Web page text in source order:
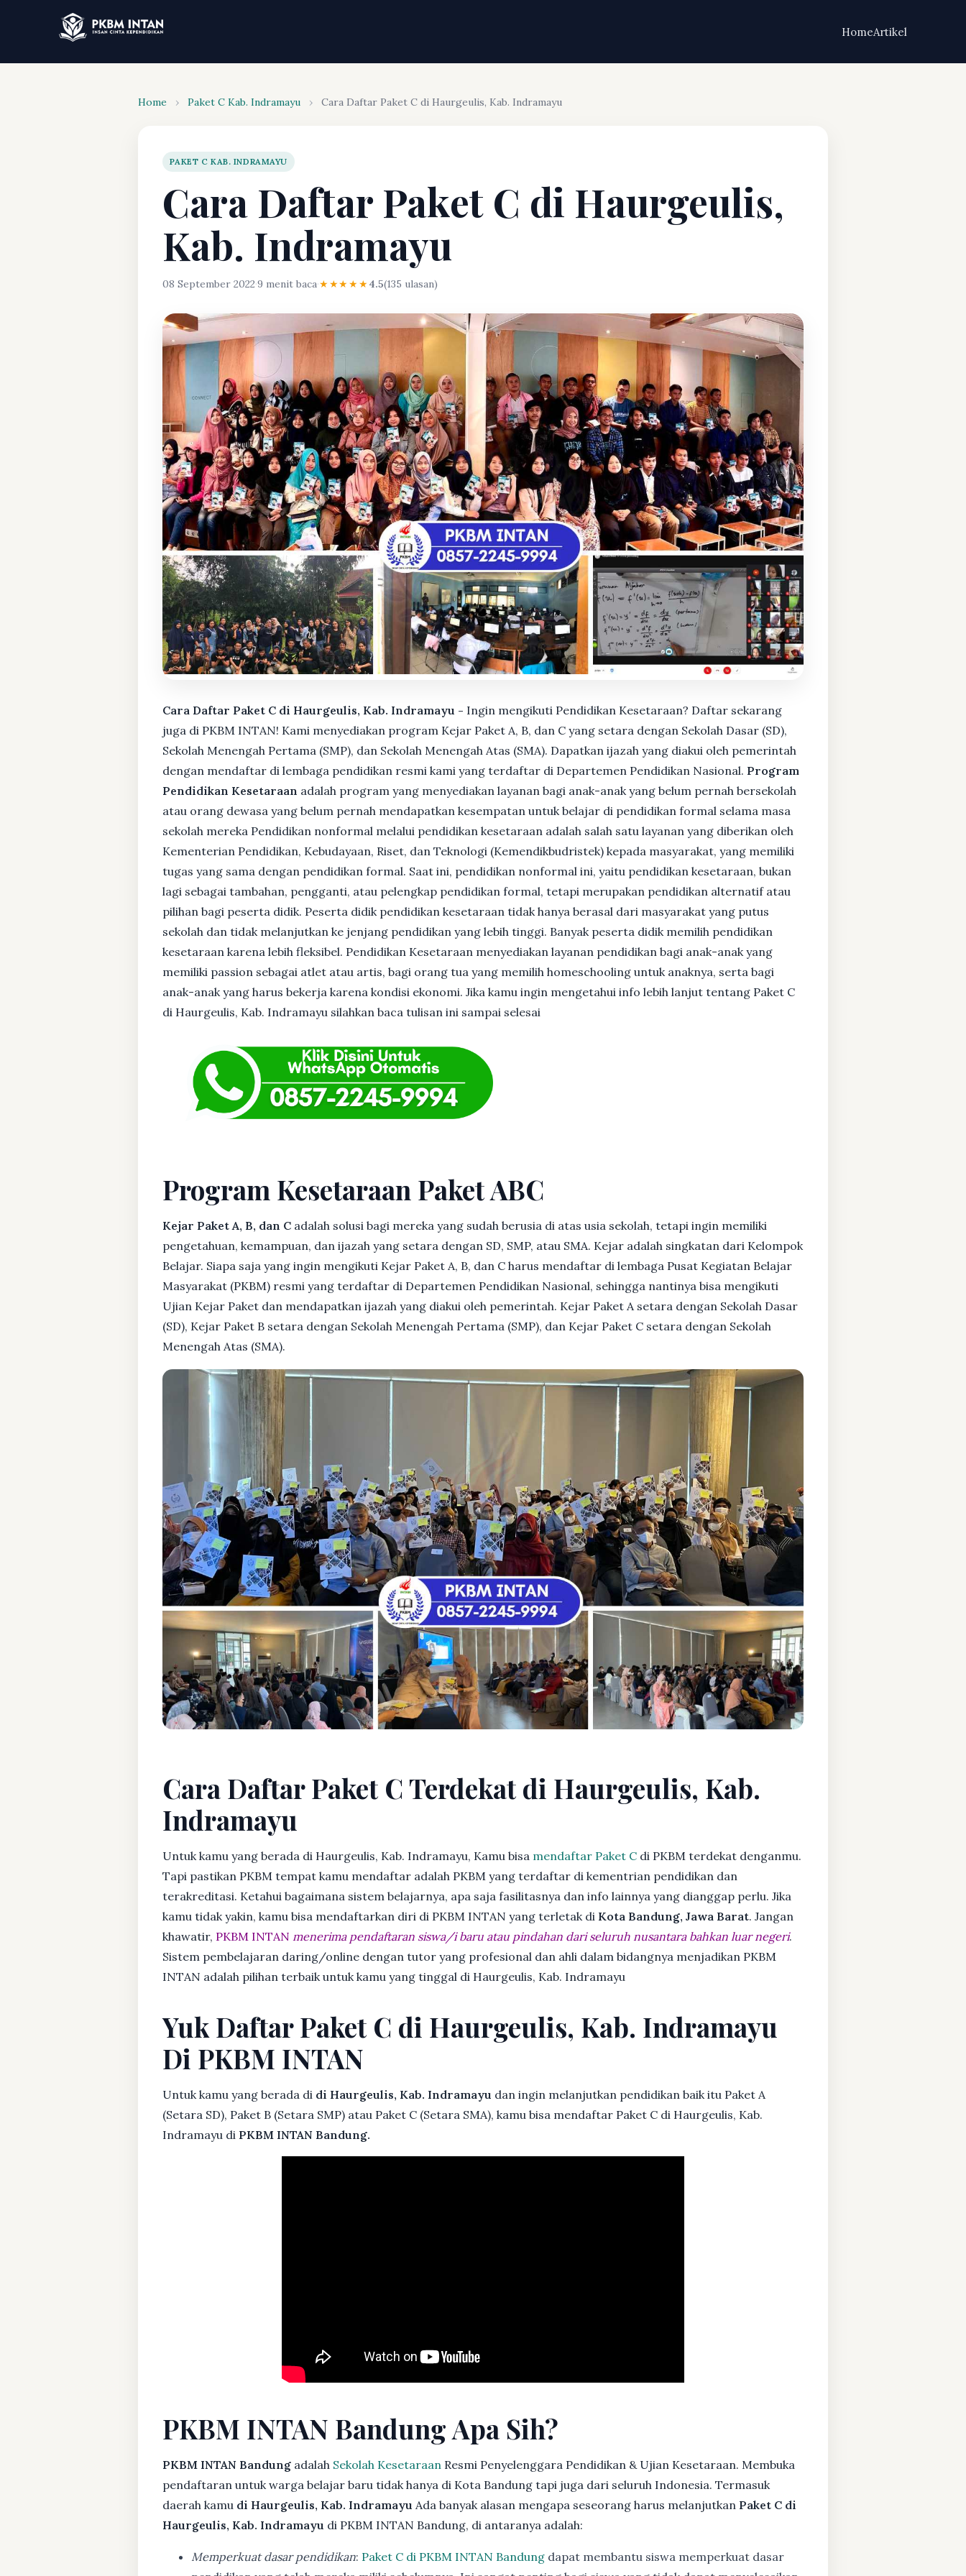
HomeArtikel
Home › Paket C Kab. Indramayu › Cara Daftar Paket C di Haurgeulis, Kab. Indramayu
PAKET C KAB. INDRAMAYU
Cara Daftar Paket C di Haurgeulis,
Kab. Indramayu
08 September 2022·9 menit baca·★★★★★4.5(135 ulasan)
Cara Daftar Paket C di Haurgeulis, Kab. Indramayu - Ingin mengikuti Pendidikan Kesetaraan? Daftar sekarang
juga di PKBM INTAN! Kami menyediakan program Kejar Paket A, B, dan C yang setara dengan Sekolah Dasar (SD),
Sekolah Menengah Pertama (SMP), dan Sekolah Menengah Atas (SMA). Dapatkan ijazah yang diakui oleh pemerintah
dengan mendaftar di lembaga pendidikan resmi kami yang terdaftar di Departemen Pendidikan Nasional. Program
Pendidikan Kesetaraan adalah program yang menyediakan layanan bagi anak-anak yang belum pernah bersekolah
atau orang dewasa yang belum pernah mendapatkan kesempatan untuk belajar di pendidikan formal selama masa
sekolah mereka Pendidikan nonformal melalui pendidikan kesetaraan adalah salah satu layanan yang diberikan oleh
Kementerian Pendidikan, Kebudayaan, Riset, dan Teknologi (Kemendikbudristek) kepada masyarakat, yang memiliki
tugas yang sama dengan pendidikan formal. Saat ini, pendidikan nonformal ini, yaitu pendidikan kesetaraan, bukan
lagi sebagai tambahan, pengganti, atau pelengkap pendidikan formal, tetapi merupakan pendidikan alternatif atau
pilihan bagi peserta didik. Peserta didik pendidikan kesetaraan tidak hanya berasal dari masyarakat yang putus
sekolah dan tidak melanjutkan ke jenjang pendidikan yang lebih tinggi. Banyak peserta didik memilih pendidikan
kesetaraan karena lebih fleksibel. Pendidikan Kesetaraan menyediakan layanan pendidikan bagi anak-anak yang
memiliki passion sebagai atlet atau artis, bagi orang tua yang memilih homeschooling untuk anaknya, serta bagi
anak-anak yang harus bekerja karena kondisi ekonomi. Jika kamu ingin mengetahui info lebih lanjut tentang Paket C
di Haurgeulis, Kab. Indramayu silahkan baca tulisan ini sampai selesai
Program Kesetaraan Paket ABC
Kejar Paket A, B, dan C adalah solusi bagi mereka yang sudah berusia di atas usia sekolah, tetapi ingin memiliki
pengetahuan, kemampuan, dan ijazah yang setara dengan SD, SMP, atau SMA. Kejar adalah singkatan dari Kelompok
Belajar. Siapa saja yang ingin mengikuti Kejar Paket A, B, dan C harus mendaftar di lembaga Pusat Kegiatan Belajar
Masyarakat (PKBM) resmi yang terdaftar di Departemen Pendidikan Nasional, sehingga nantinya bisa mengikuti
Ujian Kejar Paket dan mendapatkan ijazah yang diakui oleh pemerintah. Kejar Paket A setara dengan Sekolah Dasar
(SD), Kejar Paket B setara dengan Sekolah Menengah Pertama (SMP), dan Kejar Paket C setara dengan Sekolah
Menengah Atas (SMA).
Cara Daftar Paket C Terdekat di Haurgeulis, Kab.
Indramayu
Untuk kamu yang berada di Haurgeulis, Kab. Indramayu, Kamu bisa mendaftar Paket C di PKBM terdekat denganmu.
Tapi pastikan PKBM tempat kamu mendaftar adalah PKBM yang terdaftar di kementrian pendidikan dan
terakreditasi. Ketahui bagaimana sistem belajarnya, apa saja fasilitasnya dan info lainnya yang dianggap perlu. Jika
kamu tidak yakin, kamu bisa mendaftarkan diri di PKBM INTAN yang terletak di Kota Bandung, Jawa Barat. Jangan
khawatir, PKBM INTAN menerima pendaftaran siswa/i baru atau pindahan dari seluruh nusantara bahkan luar negeri.
Sistem pembelajaran daring/online dengan tutor yang profesional dan ahli dalam bidangnya menjadikan PKBM
INTAN adalah pilihan terbaik untuk kamu yang tinggal di Haurgeulis, Kab. Indramayu
Yuk Daftar Paket C di Haurgeulis, Kab. Indramayu
Di PKBM INTAN
Untuk kamu yang berada di di Haurgeulis, Kab. Indramayu dan ingin melanjutkan pendidikan baik itu Paket A
(Setara SD), Paket B (Setara SMP) atau Paket C (Setara SMA), kamu bisa mendaftar Paket C di Haurgeulis, Kab.
Indramayu di PKBM INTAN Bandung.
PKBM INTAN Bandung Apa Sih?
PKBM INTAN Bandung adalah Sekolah Kesetaraan Resmi Penyelenggara Pendidikan & Ujian Kesetaraan. Membuka
pendaftaran untuk warga belajar baru tidak hanya di Kota Bandung tapi juga dari seluruh Indonesia. Termasuk
daerah kamu di Haurgeulis, Kab. Indramayu Ada banyak alasan mengapa seseorang harus melanjutkan Paket C di
Haurgeulis, Kab. Indramayu di PKBM INTAN Bandung, di antaranya adalah:
Memperkuat dasar pendidikan: Paket C di PKBM INTAN Bandung dapat membantu siswa memperkuat dasar